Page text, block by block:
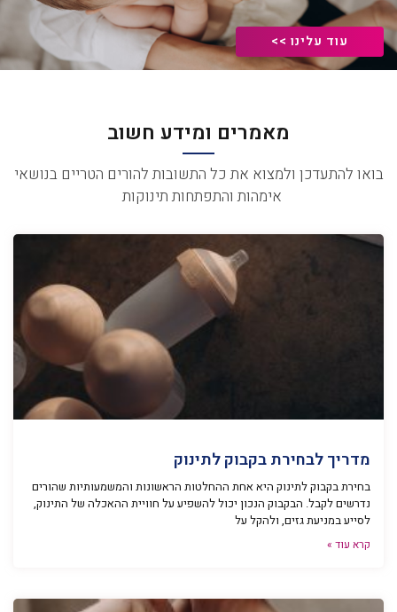
עוד עלינו >>
מאמרים ומידע חשוב
בואו להתעדכן ולמצוא את כל התשובות להורים הטריים בנושאי
אימהות והתפתחות תינוקות
מדריך לבחירת בקבוק לתינוק
בחירת בקבוק לתינוק היא אחת ההחלטות הראשונות והמשמעותיות שהורים
נדרשים לקבל. הבקבוק הנכון יכול להשפיע על חוויית ההאכלה של התינוק,
לסייע במניעת גזים, ולהקל על
קרא עוד »